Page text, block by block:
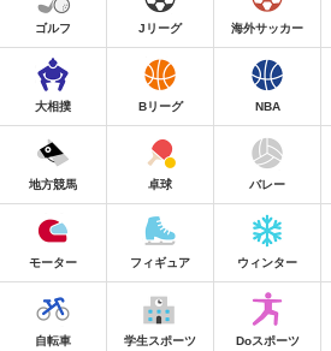
ゴルフ Jリーグ 海外サッカー
大相撲 Bリーグ NBA
地方競馬 卓球 バレー
モーター フィギュア ウィンター
自転車 学生スポーツ Doスポーツ